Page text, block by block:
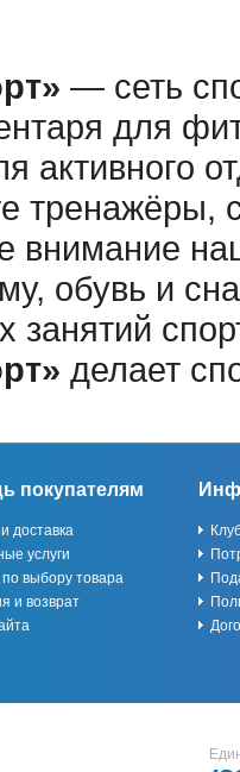
— сеть
для
активного
тренажёры,
внимание
обувь и
занятий
делает
покупателям
доставка
услуги
выбору товара
и возврат